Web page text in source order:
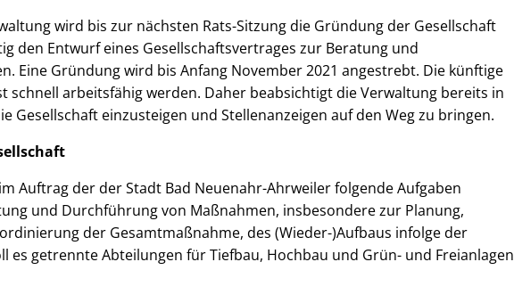
wird bis zur nächsten Rats-Sitzung die Gründung der Gesellschaft
den Entwurf eines Gesellschaftsvertrages zur Beratung und
Eine Gründung wird bis Anfang November 2021 angestrebt. Die künftige
schnell arbeitsfähig werden. Daher beabsichtigt die Verwaltung bereits in
Gesellschaft einzusteigen und Stellenanzeigen auf den Weg zu bringen.
Auftrag der der Stadt Bad Neuenahr-Ahrweiler folgende Aufgaben
und Durchführung von Maßnahmen, insbesondere zur Planung,
der Gesamtmaßnahme, des (Wieder-)Aufbaus infolge der
es getrennte Abteilungen für Tiefbau, Hochbau und Grün- und Freianlagen